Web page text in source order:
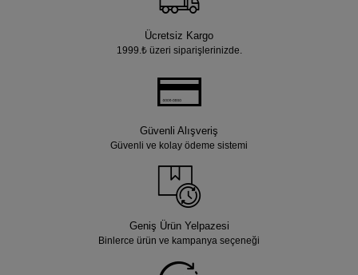
Ücretsiz Kargo
1999.₺ üzeri siparişlerinizde.
Güvenli Alışveriş
Güvenli ve kolay ödeme sistemi
Geniş Ürün Yelpazesi
Binlerce ürün ve kampanya seçeneği